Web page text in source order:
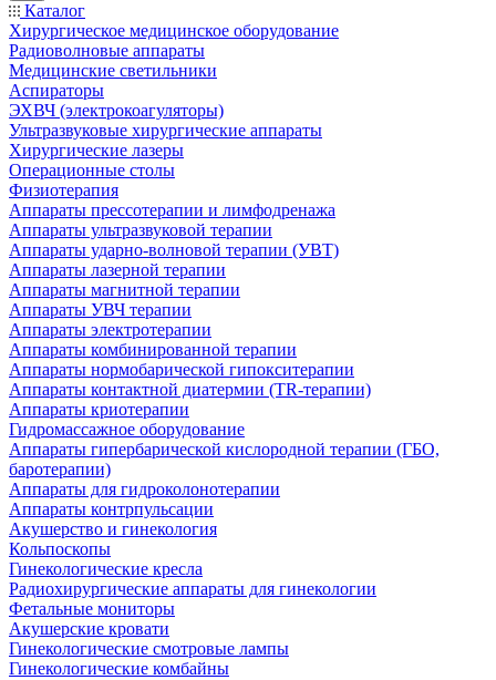
Каталог
Хирургическое медицинское оборудование
Радиоволновые аппараты
Медицинские светильники
Аспираторы
ЭХВЧ (электрокоагуляторы)
Ультразвуковые хирургические аппараты
Хирургические лазеры
Операционные столы
Физиотерапия
Аппараты прессотерапии и лимфодренажа
Аппараты ультразвуковой терапии
Аппараты ударно-волновой терапии (УВТ)
Аппараты лазерной терапии
Аппараты магнитной терапии
Аппараты УВЧ терапии
Аппараты электротерапии
Аппараты комбинированной терапии
Аппараты нормобарической гипокситерапии
Аппараты контактной диатермии (TR-терапии)
Аппараты криотерапии
Гидромассажное оборудование
Аппараты гипербарической кислородной терапии (ГБО,
баротерапии)
Аппараты для гидроколонотерапии
Аппараты контрпульсации
Акушерство и гинекология
Кольпоскопы
Гинекологические кресла
Радиохирургические аппараты для гинекологии
Фетальные мониторы
Акушерские кровати
Гинекологические смотровые лампы
Гинекологические комбайны